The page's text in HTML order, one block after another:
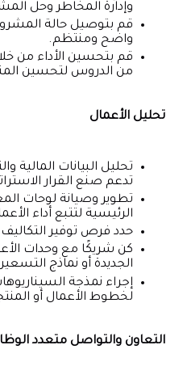
وإدارة المخاطر وحل
قم بتوصيل حالة
واضح ومنتظم.
قم بتحسين الأداء من
من الدروس لتحسين
تحليل الأعمال
تحليل البيانات المالية
تدعم صنع القرار
تطوير وصيانة لوحات
الرئيسية لتتبع أداء
حدد فرص توفير التكاليف
كن شريكًا مع وحدات
الجديدة أو نماذج
إجراء نمذجة
لخطوط الأعمال أو
التعاون والتواصل متعدد